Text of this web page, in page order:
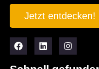
Jetzt entdecken!